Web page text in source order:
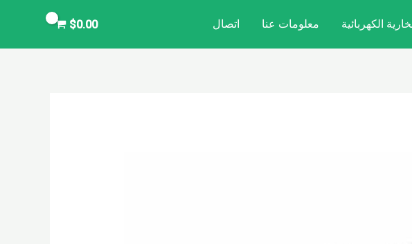
الكهربائية معلومات عنا اتصال $0.00